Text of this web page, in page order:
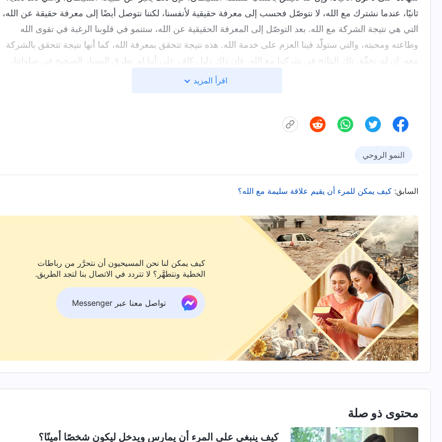
ثانيًا، عندما نشترك مع الله، لا نتوصّل فحسب إلى معرفة حقيقية لأنفسنا، لكننا نتوصل أيضًا إلى معرفة حقيقة عن الله،
التي هي نتيجة الشركة مع الله. بعد التوصّل إلى المعرفة الحقيقية عن الله، ستنمو في قلوبنا الرغبة في تقوى الله
وطاعته ومحبته، والتي ستولّد فينا العزم على خدمة الله. هذه نتيجة تتحقق بمعرفة الله، كما أنها نتيجة تتحقق بالشركة
معه. إن لم نحقّق تلك النتائج في شركتنا مع الله، فإن ذلك دليل كافٍ على أننا لم نطرق المسار الصحيح في صلواتنا،
وأننا لم نشترك مع الله حقًا. بعض الناس يقولون: "حسنًا، لقد صلّيت لسنوات كثيرة، فهل يعني ذلك أنني في شركة مع
ولو نتيجة واحدة من تلك النتائج، فإن صلواتك جوفاء وبلا معنى، وأنت ببساطة لست في شركة حقيقية مع الله.
اقرأ المزيد
النمو الروحي
السابق: كيف يمكن للمرء أن يقيم علاقة سليمة مع الله؟
كيف يمكن لنا نحن المسيحيون أن نتحرَّر من رباطات
الخطية ونتطهَّر؟ لا تتردد في الاتصال بنا لتجد الطريق.
تواصل معنا عبر Messenger
محتوى ذو صلة
كيف ينبغي على المرء أن يمارس ويدخل ليكون شخصًا أمينًا؟